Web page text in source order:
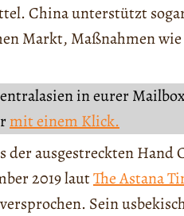
China unterstützt
Markt, Maßnahmen
in eurer
mit einem Klick.
der ausgestreckten Hand
2019 lautThe Astana
Sein